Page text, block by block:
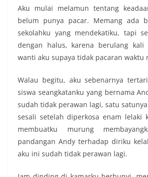
Aku mulai melamun tentang
belum punya pacar. Memang ada
sekolahku yang mendekatiku, tapi
dengan halus, karena berulang kali
wanti aku supaya tidak pacaran waktu
Walau begitu, aku sebenarnya
siswa seangkatanku yang bernama
sudah tidak perawan lagi, satu
sesali setelah diperkosa enam lelaki
membuatku murung
pandangan Andy terhadap diriku
aku ini sudah tidak perawan lagi.